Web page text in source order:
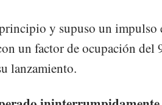
y supuso un impulso
un factor de ocupación del
lanzamiento.